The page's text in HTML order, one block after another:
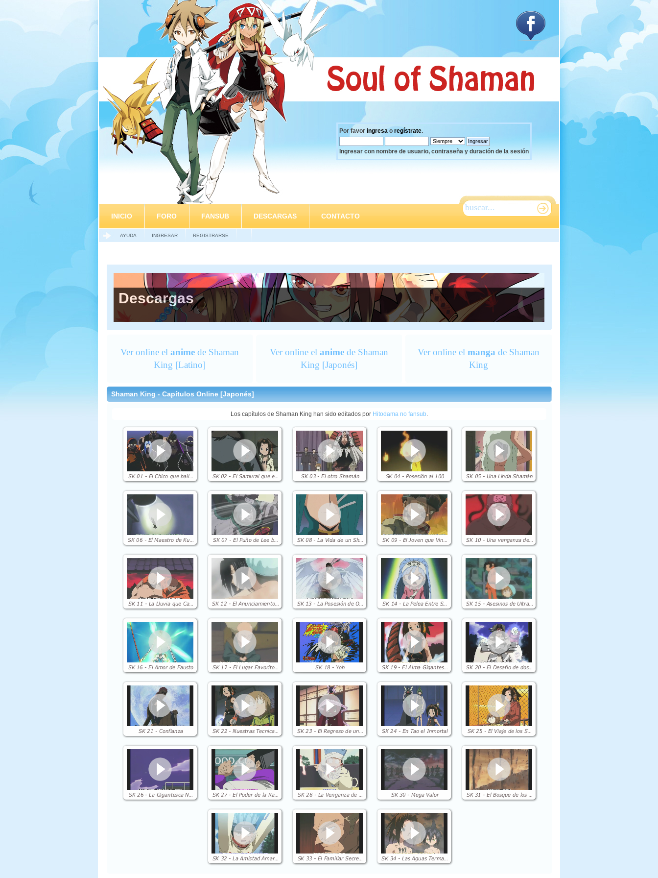
Por favor ingresa o regístrate.
Ingresar con nombre de usuario, contraseña y duración de la sesión
INICIO FORO FANSUB DESCARGAS CONTACTO
AYUDA INGRESAR REGISTRARSE
Descargas
Ver online el anime de Shaman
King [Latino]
Ver online el anime de Shaman
King [Japonés]
Ver online el manga de Shaman
King
Shaman King - Capítulos Online [Japonés]
Los capítulos de Shaman King han sido editados por Hitodama no fansub.